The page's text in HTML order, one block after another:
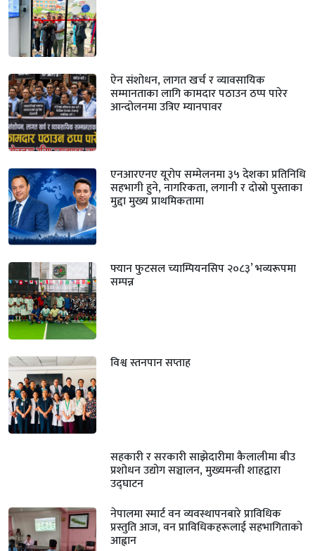
ऐन संशोधन, लागत खर्च र व्यावसायिक
सम्मानताका लागि कामदार पठाउन ठप्प पारेर
आन्दोलनमा उत्रिए म्यानपावर
एनआरएनए यूरोप सम्मेलनमा ३५ देशका प्रतिनिधि
सहभागी हुने, नागरिकता, लगानी र दोस्रो पुस्ताका
मुद्दा मुख्य प्राथमिकतामा
फ्यान फुटसल च्याम्पियनसिप २०८३’ भव्यरूपमा
सम्पन्न
विश्व स्तनपान सप्ताह
सहकारी र सरकारी साझेदारीमा कैलालीमा बीउ
प्रशोधन उद्योग सञ्चालन, मुख्यमन्त्री शाहद्वारा
उद्घाटन
नेपालमा स्मार्ट वन व्यवस्थापनबारे प्राविधिक
प्रस्तुति आज, वन प्राविधिकहरूलाई सहभागिताको
आह्वान